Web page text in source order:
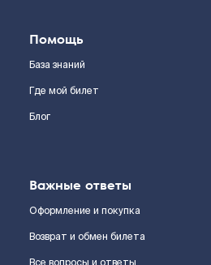
Помощь
База знаний
Где мой билет
Блог
Важные ответы
Оформление и покупка
Возврат и обмен билета